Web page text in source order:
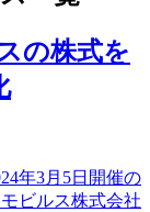
の株式を
年3月5日開催の
ビルス株式会社